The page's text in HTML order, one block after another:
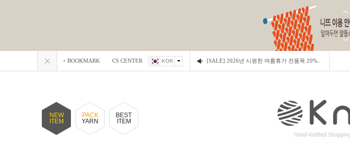
+ BOOKMARK CS CENTER KOR [SALE] 2026년 시원한 여름휴가 전품목 20%..
NEW
ITEM
PACK
YARN
BEST
ITEM